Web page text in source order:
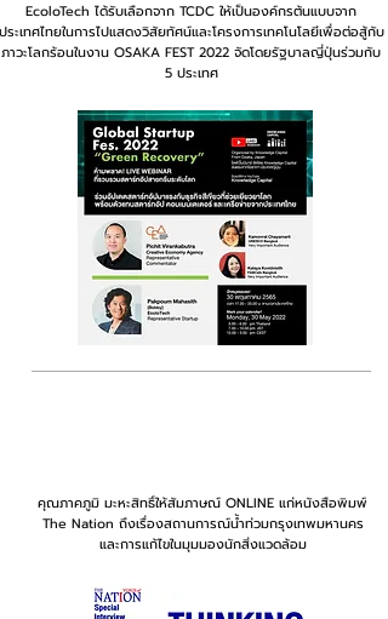
EcoloTech ได้รับเลือกจาก TCDC ให้เป็นองค์กรต้นแบบจาก
ระเทศไทยในการไปแสดงวิสัยทัศน์และโครงการเทคโนโลยีเพื่อต่อสู้กับ
ภาวะโลกร้อนในงาน OSAKA FEST 2022 จัดโดยรัฐบาลญี่ปุ่นร่วมกับ
5 ประเทศ
คุณภาคภูมิ มะหะสิทธิ์ให้สัมภาษณ์ ONLINE แก่หนังสือพิมพ์
The Nation ถึงเรื่องสถานการณ์น้ำท่วมกรุงเทพมหานคร
และการแก้ไขในมุมมองนักสิ่งแวดล้อม